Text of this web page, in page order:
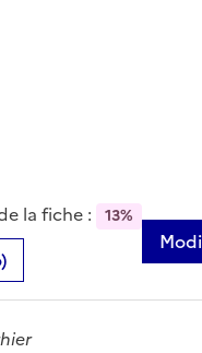
la fiche : 13%